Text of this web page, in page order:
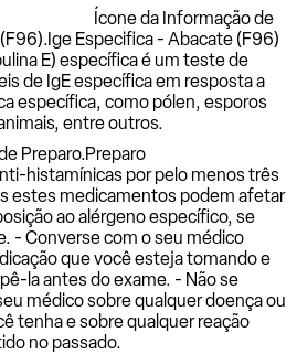
Ícone da Informação de
Ige Especifica - Abacate (F96)
E) específica é um teste de
de IgE específica em resposta a
específica, como pólen, esporos
entre outros.
Preparo.Preparo
histamínicas por pelo menos três
estes medicamentos podem afetar
ao alérgeno específico, se
- Converse com o seu médico
que você esteja tomando e
la antes do exame. - Não se
médico sobre qualquer doença ou
tenha e sobre qualquer reação
no passado.